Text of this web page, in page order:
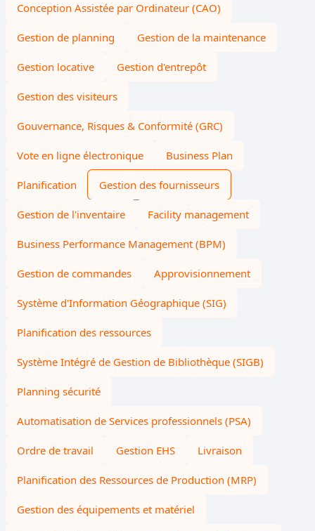
Conception Assistée par Ordinateur (CAO)
Gestion de planning Gestion de la maintenance
Gestion locative Gestion d'entrepôt
Gestion des visiteurs
Gouvernance, Risques & Conformité (GRC)
Vote en ligne électronique Business Plan
Planification Gestion des fournisseurs
Gestion de l'inventaire Facility management
Business Performance Management (BPM)
Gestion de commandes Approvisionnement
Système d'Information Géographique (SIG)
Planification des ressources
Système Intégré de Gestion de Bibliothèque (SIGB)
Planning sécurité
Automatisation de Services professionnels (PSA)
Ordre de travail Gestion EHS Livraison
Planification des Ressources de Production (MRP)
Gestion des équipements et matériel